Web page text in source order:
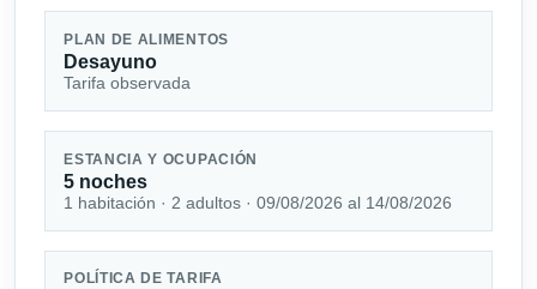
PLAN DE ALIMENTOS
Desayuno
Tarifa observada
ESTANCIA Y OCUPACIÓN
5 noches
1 habitación · 2 adultos · 09/08/2026 al 14/08/2026
POLÍTICA DE TARIFA